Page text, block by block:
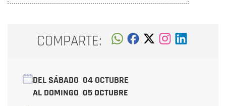
COMPARTE:
DEL SÁBADO 04 OCTUBRE
AL DOMINGO 05 OCTUBRE